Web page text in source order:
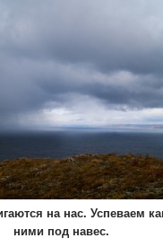
на нас. Успеваем
ними под навес.